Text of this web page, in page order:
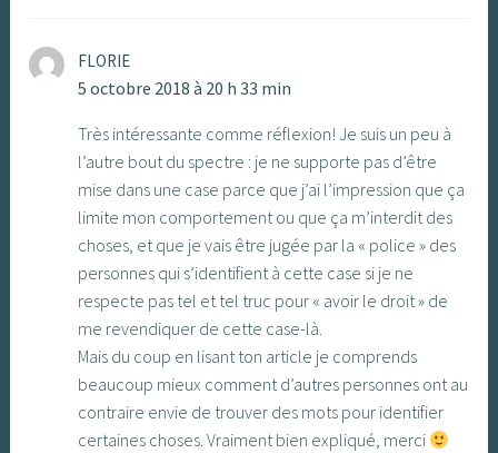
FLORIE
5 octobre 2018 à 20 h 33 min
Très intéressante comme réflexion! Je suis un peu à
l’autre bout du spectre : je ne supporte pas d’être
mise dans une case parce que j’ai l’impression que ça
limite mon comportement ou que ça m’interdit des
choses, et que je vais être jugée par la « police » des
personnes qui s’identifient à cette case si je ne
respecte pas tel et tel truc pour « avoir le droit » de
me revendiquer de cette case-là.
Mais du coup en lisant ton article je comprends
beaucoup mieux comment d’autres personnes ont au
contraire envie de trouver des mots pour identifier
certaines choses. Vraiment bien expliqué, merci